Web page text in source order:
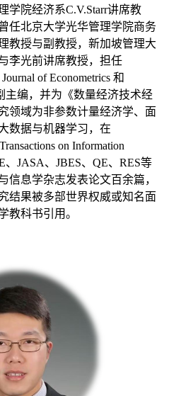
学院经济系C.V.Starr讲席教
任北京大学光华管理学院商务
教授与副教授，新加坡管理大
李光前讲席教授，担任
of Econometrics 和
主编，并为《数量经济技术经
领域为非参数计量经济学、面
数据与机器学习，在
on Information
、JASA、JBES、QE、RES等
信息学杂志发表论文百余篇，
结果被多部世界权威或知名面
教科书引用。